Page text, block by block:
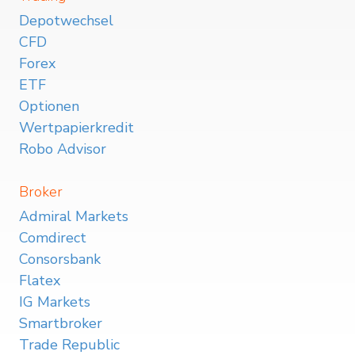
Depotwechsel
CFD
Forex
ETF
Optionen
Wertpapierkredit
Robo Advisor
Broker
Admiral Markets
Comdirect
Consorsbank
Flatex
IG Markets
Smartbroker
Trade Republic